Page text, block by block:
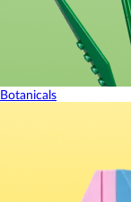
Botanicals